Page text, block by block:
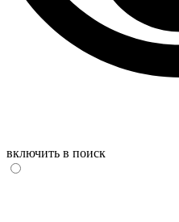
включить в поиск